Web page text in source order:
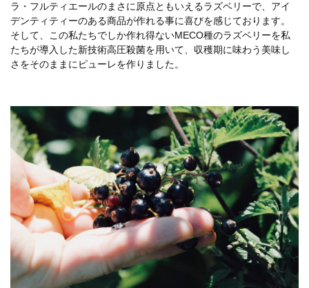
ラ・フルティエールのまさに原点ともいえるラズベリーで、アイ
デンティティーのある商品が作れる事に喜びを感じております。
そして、この私たちでしか作れ得ないMECO種のラズベリーを私
たちが導入した新技術高圧殺菌を用いて、収穫期に味わう美味し
さをそのままにピューレを作りました。